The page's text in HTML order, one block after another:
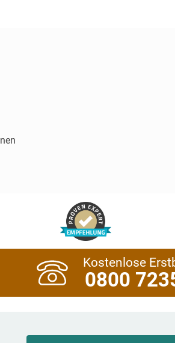
Kostenlose
0800